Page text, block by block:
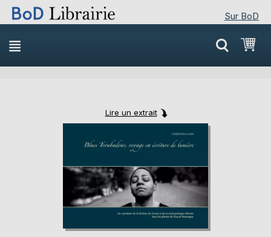
Sur BoD
Skip
to
Content
Lire un extrait
to
the
end
of
the
images
gallery
to
the
beginning
of
the
images
gallery